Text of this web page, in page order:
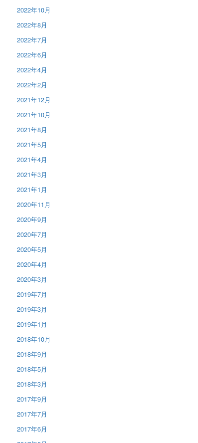
2022年10月
2022年8月
2022年7月
2022年6月
2022年4月
2022年2月
2021年12月
2021年10月
2021年8月
2021年5月
2021年4月
2021年3月
2021年1月
2020年11月
2020年9月
2020年7月
2020年5月
2020年4月
2020年3月
2019年7月
2019年3月
2019年1月
2018年10月
2018年9月
2018年5月
2018年3月
2017年9月
2017年7月
2017年6月